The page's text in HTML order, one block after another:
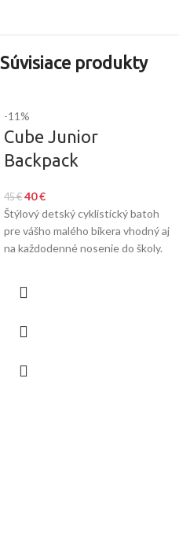
Súvisiace produkty
-11%
Cube Junior
Backpack
45€ 40€
Štýlový detský cyklistický batoh
pre vášho malého bikera vhodný aj
na každodenné nosenie do školy.